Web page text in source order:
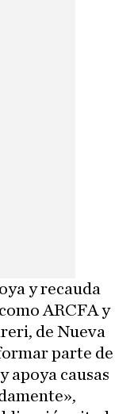
y recauda
ARCFA y
de Nueva
parte de
apoya causas